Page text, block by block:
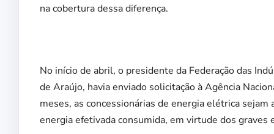
na cobertura dessa diferença.
No início de abril, o presidente da Federação das
de Araújo, havia enviado solicitação à Agência
meses, as concessionárias de energia elétrica
energia efetivada consumida, em virtude dos